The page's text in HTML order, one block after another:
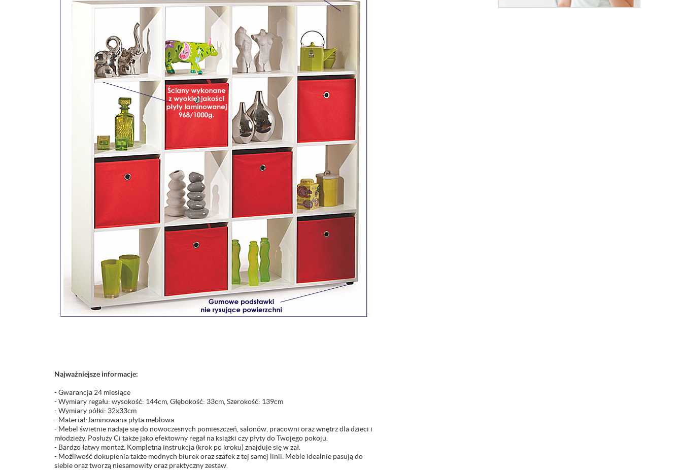
Najważniejsze informacje:
- Gwarancja 24 miesiące
- Wymiary regału: wysokość: 144cm, Głębokość: 33cm, Szerokość: 139cm
- Wymiary półki: 32x33cm
- Materiał: laminowana płyta meblowa
- Mebel świetnie nadaje się do nowoczesnych pomieszczeń, salonów, pracowni oraz wnętrz dla dzieci i
młodzieży. Posłuży Ci także jako efektowny regał na książki czy płyty do Twojego pokoju.
- Bardzo łatwy montaż. Kompletna instrukcja (krok po kroku) znajduje się w zał.
- Możliwość dokupienia także modnych biurek oraz szafek z tej samej linii. Meble idealnie pasują do
siebie oraz tworzą niesamowity oraz praktyczny zestaw.